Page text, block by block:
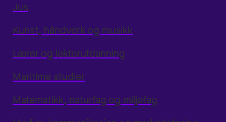
Jus
Kunst, håndverk og musikk
Lærer og lektorutdanning
Maritime studier
Matematikk, naturfag og miljøfag